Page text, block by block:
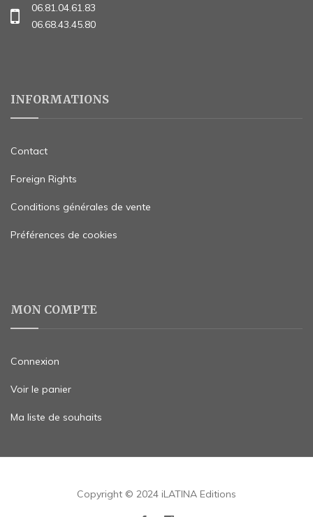
06.81.04.61.83
06.68.43.45.80
INFORMATIONS
Contact
Foreign Rights
Conditions générales de vente
Préférences de cookies
MON COMPTE
Connexion
Voir le panier
Ma liste de souhaits
Copyright © 2024 iLATINA Editions